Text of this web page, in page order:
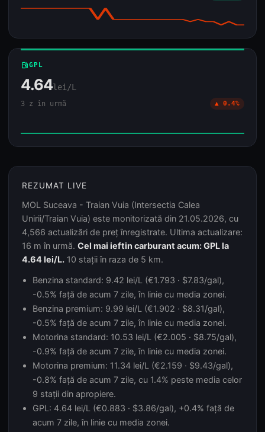
local_gas_stationGPL
4.64lei/L
3 z în urmă ▲ 0.4%
REZUMAT LIVE
MOL Suceava - Traian Vuia (Intersectia Calea
Unirii/Traian Vuia) este monitorizată din 21.05.2026, cu
4,566 actualizări de preț înregistrate. Ultima actualizare:
16 m în urmă. Cel mai ieftin carburant acum: GPL la
4.64 lei/L. 10 stații în raza de 5 km.
Benzina standard: 9.42 lei/L (€1.793 · $7.83/gal),
-0.5% față de acum 7 zile, în linie cu media zonei.
Benzina premium: 9.99 lei/L (€1.902 · $8.31/gal),
-0.5% față de acum 7 zile, în linie cu media zonei.
Motorina standard: 10.53 lei/L (€2.005 · $8.75/gal),
-0.9% față de acum 7 zile, în linie cu media zonei.
Motorina premium: 11.34 lei/L (€2.159 · $9.43/gal),
-0.8% față de acum 7 zile, cu 1.4% peste media celor
9 stații din apropiere.
GPL: 4.64 lei/L (€0.883 · $3.86/gal), +0.4% față de
acum 7 zile, în linie cu media zonei.